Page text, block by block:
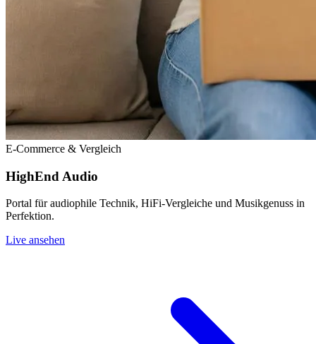
E-Commerce & Vergleich
HighEnd Audio
Portal für audiophile Technik, HiFi-Vergleiche und Musikgenuss in
Perfektion.
Live ansehen